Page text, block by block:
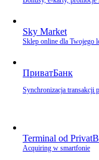
Sky Market
Sklep online dla Twojego
ПриватБанк
Synchronizacja transakcji
Terminal od
Acquiring w smartfonie